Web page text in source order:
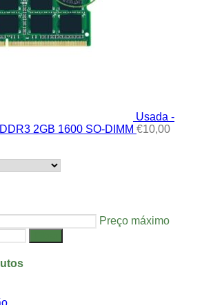
Usada -
2GB 1600 SO-DIMM €10,00
Preço máximo